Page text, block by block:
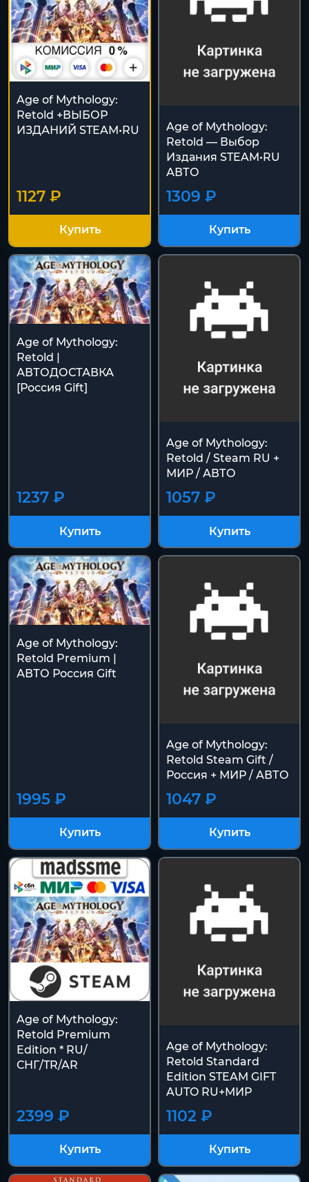
Age of Mythology:
Retold +ВЫБОР
ИЗДАНИЙ STEAM•RU
1127 ₽
Купить
Age of Mythology:
Retold — Выбор
Издания STEAM•RU
АВТО
1309 ₽
Купить
Age of Mythology:
Retold |
АВТОДОСТАВКА
[Россия Gift]
1237 ₽
Купить
Age of Mythology:
Retold / Steam RU +
МИР / АВТО
1057 ₽
Купить
Age of Mythology:
Retold Premium |
АВТО Россия Gift
1995 ₽
Купить
Age of Mythology:
Retold Steam Gift /
Россия + МИР / АВТО
1047 ₽
Купить
Age of Mythology:
Retold Premium
Edition * RU/
СНГ/TR/AR
2399 ₽
Купить
Age of Mythology:
Retold Standard
Edition STEAM GIFT
AUTO RU+МИР
1102 ₽
Купить